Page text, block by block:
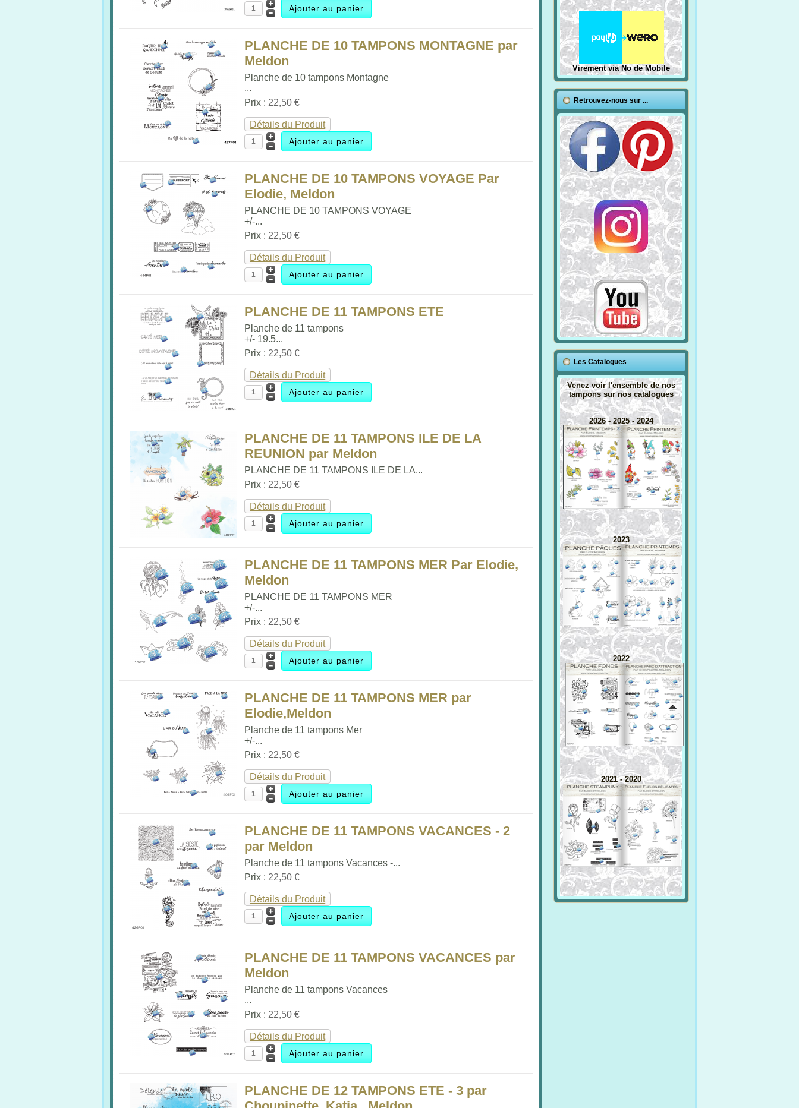
PLANCHE DE 10 TAMPONS MONTAGNE par
Meldon
Planche de 10 tampons Montagne
...
Prix : 22,50 €
Détails du Produit
PLANCHE DE 10 TAMPONS VOYAGE Par
Elodie, Meldon
PLANCHE DE 10 TAMPONS VOYAGE
+/-...
Prix : 22,50 €
Détails du Produit
PLANCHE DE 11 TAMPONS ETE
Planche de 11 tampons
+/- 19.5...
Prix : 22,50 €
Détails du Produit
PLANCHE DE 11 TAMPONS ILE DE LA
REUNION par Meldon
PLANCHE DE 11 TAMPONS ILE DE LA...
Prix : 22,50 €
Détails du Produit
PLANCHE DE 11 TAMPONS MER Par Elodie,
Meldon
PLANCHE DE 11 TAMPONS MER
+/-...
Prix : 22,50 €
Détails du Produit
PLANCHE DE 11 TAMPONS MER par
Elodie,Meldon
Planche de 11 tampons Mer
+/-...
Prix : 22,50 €
Détails du Produit
PLANCHE DE 11 TAMPONS VACANCES - 2
par Meldon
Planche de 11 tampons Vacances -...
Prix : 22,50 €
Détails du Produit
PLANCHE DE 11 TAMPONS VACANCES par
Meldon
Planche de 11 tampons Vacances
...
Prix : 22,50 €
Détails du Produit
PLANCHE DE 12 TAMPONS ETE - 3 par
Virement via No de Mobile
Retrouvez-nous sur ...
Les Catalogues
Venez voir l'ensemble de nos
tampons sur nos catalogues
2026 - 2025 - 2024
2023
2022
2021 - 2020